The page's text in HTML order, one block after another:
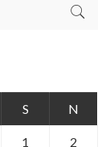
S N
1 2